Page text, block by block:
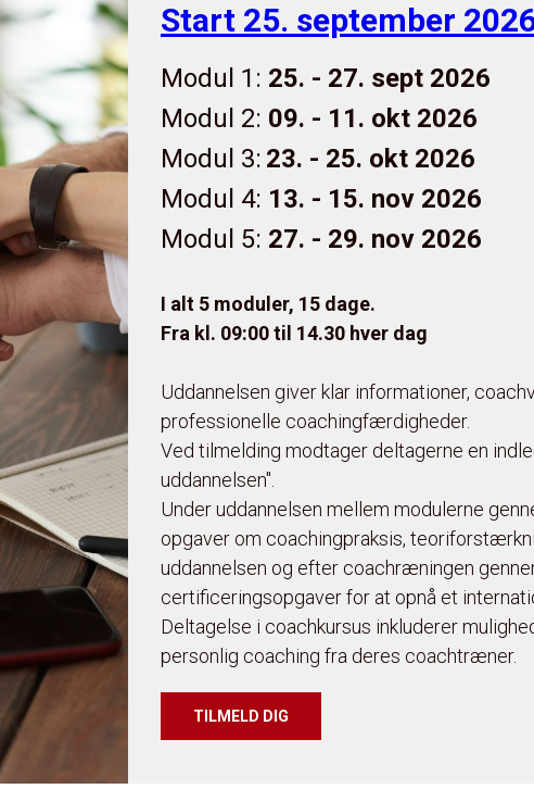
Start 25. september
Modul 1: 25. - 27. sept 2026
Modul 2: 09. - 11. okt 2026
Modul 3: 23. - 25. okt 2026
Modul 4: 13. - 15. nov 2026
Modul 5: 27. - 29. nov 2026
I alt 5 moduler, 15 dage.
Fra kl. 09:00 til 14.30 hver dag
Uddannelsen giver klar informationer,
professionelle coachingfærdigheder.
Ved tilmelding modtager deltagerne en
uddannelsen".
Under uddannelsen mellem modulerne
opgaver om coachingpraksis,
uddannelsen og efter coachræningen
certificeringsopgaver for at opnå et
Deltagelse i coachkursus inkluderer
personlig coaching fra deres coachtræner.
TILMELD DIG